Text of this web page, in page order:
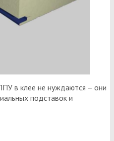
в клее не нуждаются – они
подставок и